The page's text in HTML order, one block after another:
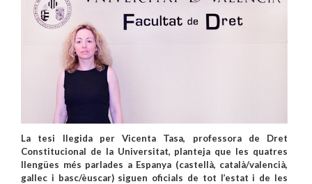
La tesi llegida per Vicenta Tasa, professora de Dret
Constitucional de la Universitat, planteja que les quatres
llengües més parlades a Espanya (castellà, català/valencià,
gallec i basc/èuscar) siguen oficials de tot l’estat i de les